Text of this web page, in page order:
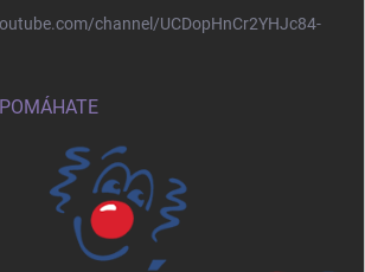
channel/UCDopHnCr2YHJc84-